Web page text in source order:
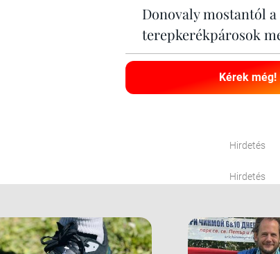
Donovaly mostantól a
terepkerékpárosok
Kérek még!
Hirdetés
Hirdetés